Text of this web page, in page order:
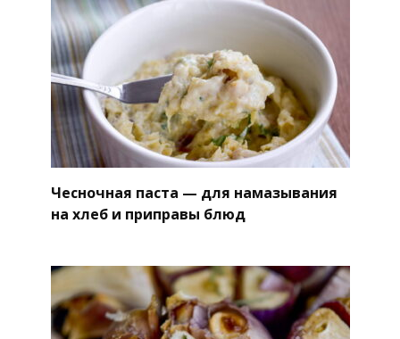
Чесночная паста — для намазывания
на хлеб и приправы блюд